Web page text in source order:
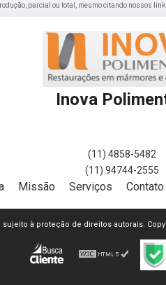
parcial ou total, mesmo citando nossos
Inova
(11) 4858-5482
(11) 94744-2555
Missão Serviços Contato
à proteção de direitos autorais.